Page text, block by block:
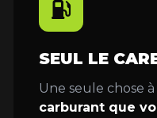
SEUL LE
Une seule chose
carburant que